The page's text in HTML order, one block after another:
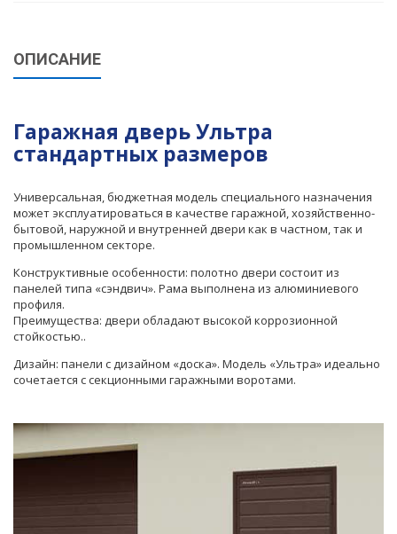
ОПИСАНИЕ
Гаражная дверь Ультра
стандартных размеров
Универсальная, бюджетная модель специального назначения
может эксплуатироваться в качестве гаражной, хозяйственно-
бытовой, наружной и внутренней двери как в частном, так и
промышленном секторе.
Конструктивные особенности: полотно двери состоит из
панелей типа «сэндвич». Рама выполнена из алюминиевого
профиля.
Преимущества: двери обладают высокой коррозионной
стойкостью..
Дизайн: панели с дизайном «доска». Модель «Ультра» идеально
сочетается с секционными гаражными воротами.